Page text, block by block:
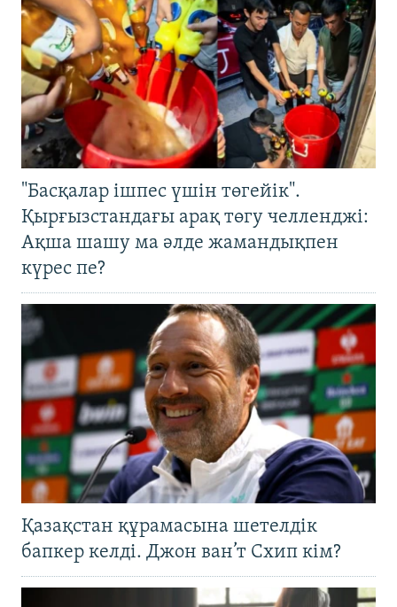
"Басқалар ішпес үшін төгейік".
Қырғызстандағы арақ төгу челленджі:
Ақша шашу ма әлде жамандықпен
күрес пе?
Қазақстан құрамасына шетелдік
бапкер келді. Джон ван’т Схип кім?